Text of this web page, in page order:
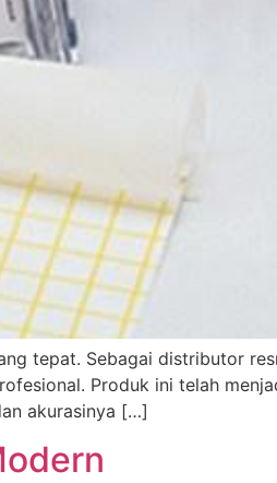
tepat. Sebagai distributor
Produk ini telah
akurasinya […]